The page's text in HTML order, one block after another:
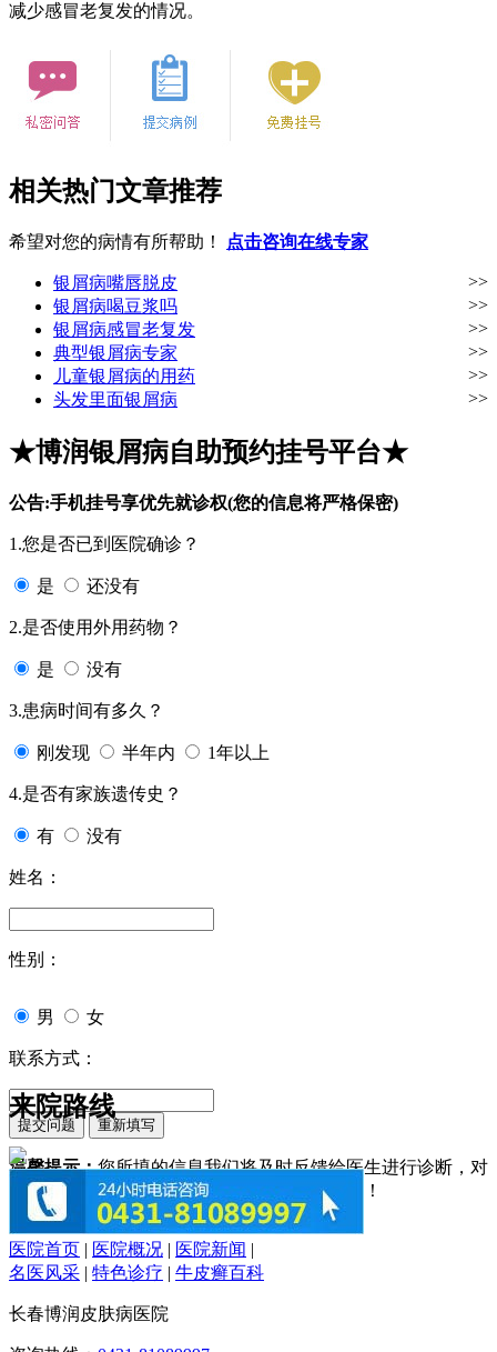
减少感冒老复发的情况。
相关热门文章推荐
希望对您的病情有所帮助！ 点击咨询在线专家
银屑病嘴唇脱皮
>>
银屑病喝豆浆吗
>>
银屑病感冒老复发
>>
典型银屑病专家
>>
儿童银屑病的用药
>>
头发里面银屑病
>>
★博润银屑病自助预约挂号平台★
公告:手机挂号享优先就诊权(您的信息将严格保密)
1.您是否已到医院确诊？
是 还没有
2.是否使用外用药物？
是 没有
3.患病时间有多久？
刚发现 半年内 1年以上
4.是否有家族遗传史？
有 没有
姓名：
性别：
男 女
联系方式：
温馨提示：您所填的信息我们将及时反馈给医生进行诊断，对
于您的个人信息我们承诺绝对保密！请您放心！
来院路线
医院首页 | 医院概况 | 医院新闻 |
名医风采 | 特色诊疗 | 牛皮癣百科
长春博润皮肤病医院